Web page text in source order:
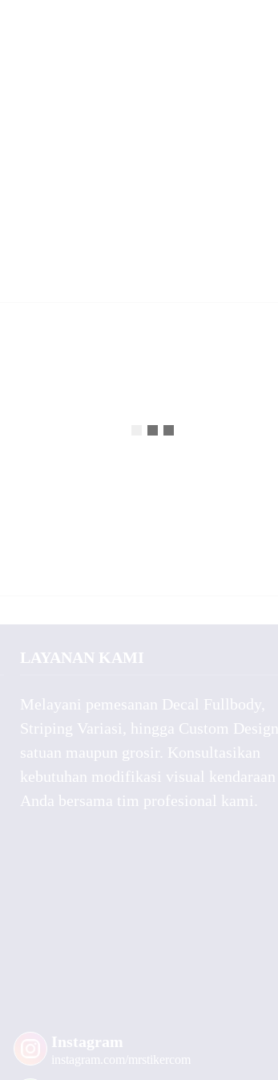
LAYANAN KAMI
Melayani pemesanan Decal Fullbody,
Striping Variasi, hingga Custom Design
satuan maupun grosir. Konsultasikan
kebutuhan modifikasi visual kendaraan
Anda bersama tim profesional kami.
Instagram
instagram.com/mrstikercom